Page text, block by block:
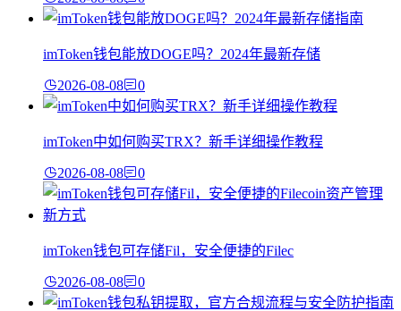
imToken钱包能放DOGE吗？2024年最新存储
2026-08-08 0
imToken中如何购买TRX？新手详细操作教程
2026-08-08 0
imToken钱包可存储Fil，安全便捷的Filec
2026-08-08 0